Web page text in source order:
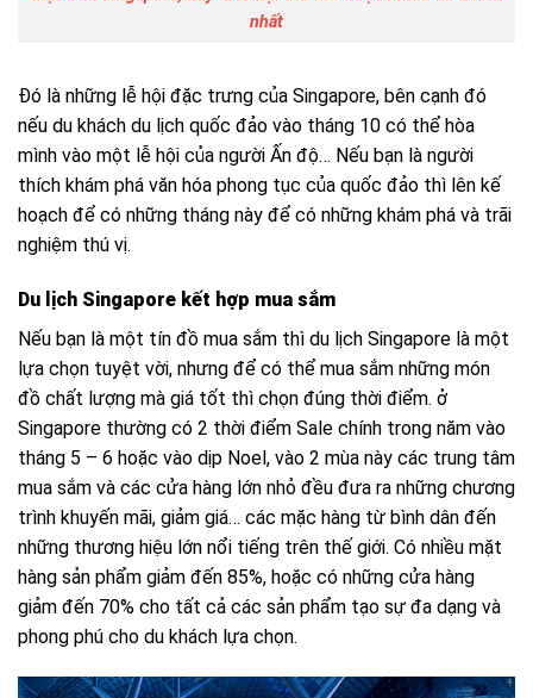
nhất
Đó là những lễ hội đặc trưng của Singapore, bên cạnh đó
nếu du khách du lịch quốc đảo vào tháng 10 có thể hòa
mình vào một lễ hội của người Ấn độ… Nếu bạn là người
thích khám phá văn hóa phong tục của quốc đảo thì lên kế
hoạch để có những tháng này để có những khám phá và trãi
nghiệm thú vị.
Du lịch Singapore kết hợp mua sắm
Nếu bạn là một tín đồ mua sắm thì du lịch Singapore là một
lựa chọn tuyệt vời, nhưng để có thể mua sắm những món
đồ chất lượng mà giá tốt thì chọn đúng thời điểm. ở
Singapore thường có 2 thời điểm Sale chính trong năm vào
tháng 5 – 6 hoặc vào dịp Noel, vào 2 mùa này các trung tâm
mua sắm và các cửa hàng lớn nhỏ đều đưa ra những chương
trình khuyến mãi, giảm giá… các mặc hàng từ bình dân đến
những thương hiệu lớn nổi tiếng trên thế giới. Có nhiều mặt
hàng sản phẩm giảm đến 85%, hoặc có những cửa hàng
giảm đến 70% cho tất cả các sản phẩm tạo sự đa dạng và
phong phú cho du khách lựa chọn.